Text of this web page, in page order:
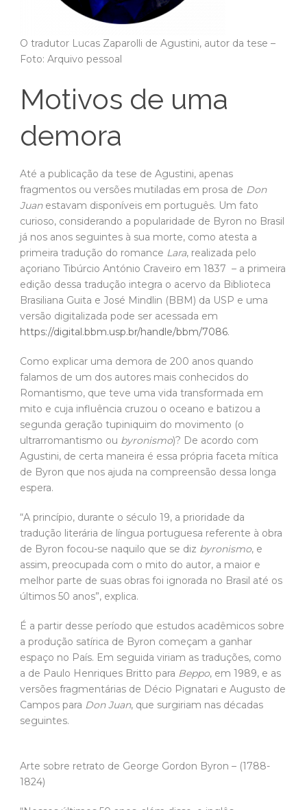
O tradutor Lucas Zaparolli de Agustini, autor da tese –
Foto: Arquivo pessoal
Motivos de uma
demora
Até a publicação da tese de Agustini, apenas
fragmentos ou versões mutiladas em prosa de Don
Juanestavam disponíveis em português. Um fato
curioso, considerando a popularidade de Byron no Brasil
já nos anos seguintes à sua morte, como atesta a
primeira tradução do romance Lara, realizada pelo
açoriano Tibúrcio António Craveiro em 1837 – a primeira
edição dessa tradução integra o acervo da Biblioteca
Brasiliana Guita e José Mindlin (BBM) da USP e uma
versão digitalizada pode ser acessada em
https://digital.bbm.usp.br/handle/bbm/7086.
Como explicar uma demora de 200 anos quando
falamos de um dos autores mais conhecidos do
Romantismo, que teve uma vida transformada em
mito e cuja influência cruzou o oceano e batizou a
segunda geração tupiniquim do movimento (o
ultrarromantismo ou byronismo)? De acordo com
Agustini, de certa maneira é essa própria faceta mítica
de Byron que nos ajuda na compreensão dessa longa
espera.
“A princípio, durante o século 19, a prioridade da
tradução literária de língua portuguesa referente à obra
de Byron focou-se naquilo que se diz byronismo, e
assim, preocupada com o mito do autor, a maior e
melhor parte de suas obras foi ignorada no Brasil até os
últimos 50 anos”, explica.
É a partir desse período que estudos acadêmicos sobre
a produção satírica de Byron começam a ganhar
espaço no País. Em seguida viriam as traduções, como
a de Paulo Henriques Britto para Beppo, em 1989, e as
versões fragmentárias de Décio Pignatari e Augusto de
Campos para Don Juan, que surgiriam nas décadas
seguintes.
Arte sobre retrato de George Gordon Byron – (1788-
1824)